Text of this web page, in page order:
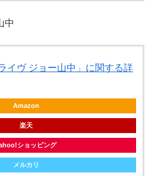
中
イヴ ジョー山中」に関する詳
Amazon
楽天
ショッピング
メルカリ